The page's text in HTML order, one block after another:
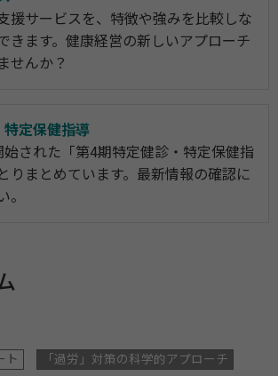
援サービスを、特徴や強みを比較しな
きます。健康経営の新しいアプローチ
せんか？
定保健指導
された「第4期特定健診・特定保健指
りまとめています。最新情報の確認に
。
ト
「過労」対策の科学的アプローチ